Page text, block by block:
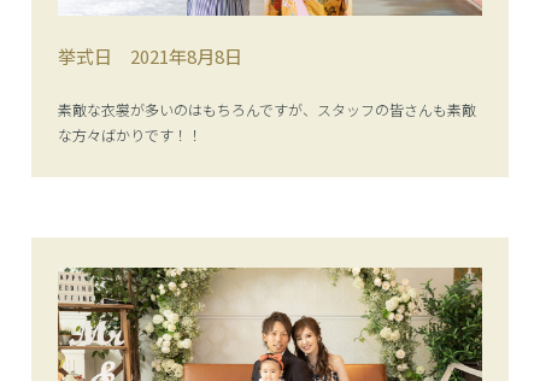
挙式日 2021年8月8日
素敵な衣裳が多いのはもちろんですが、スタッフの皆さんも素敵
な方々ばかりです！！